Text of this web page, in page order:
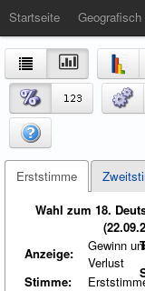
Startseite Geografisch
Erststimme
Wahl zum 18.
Anzeige:
Gewinn
Verlust
Stimme: